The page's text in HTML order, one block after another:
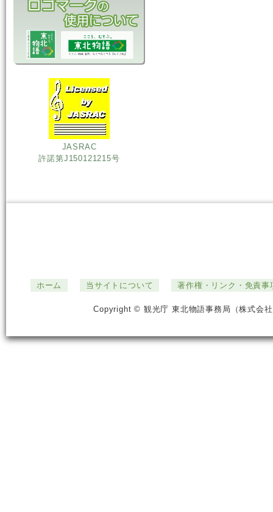
JASRAC
許諾第J150121215号
ホーム 当サイトについて 著作権・リンク・免責事
Copyright © 観光庁 東北物語事務局（株式会